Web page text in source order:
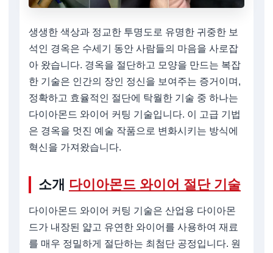
생생한 색상과 정교한 투명도로 유명한 귀중한 보
석인 경옥은 수세기 동안 사람들의 마음을 사로잡
아 왔습니다. 경옥을 절단하고 모양을 만드는 복잡
한 기술은 인간의 장인 정신을 보여주는 증거이며,
정확하고 효율적인 절단에 탁월한 기술 중 하나는
다이아몬드 와이어 커팅 기술입니다. 이 고급 기법
은 경옥을 멋진 예술 작품으로 변화시키는 방식에
혁신을 가져왔습니다.
소개 다이아몬드 와이어 절단 기술
다이아몬드 와이어 커팅 기술은 산업용 다이아몬
드가 내장된 얇고 유연한 와이어를 사용하여 재료
를 매우 정밀하게 절단하는 최첨단 공정입니다. 원